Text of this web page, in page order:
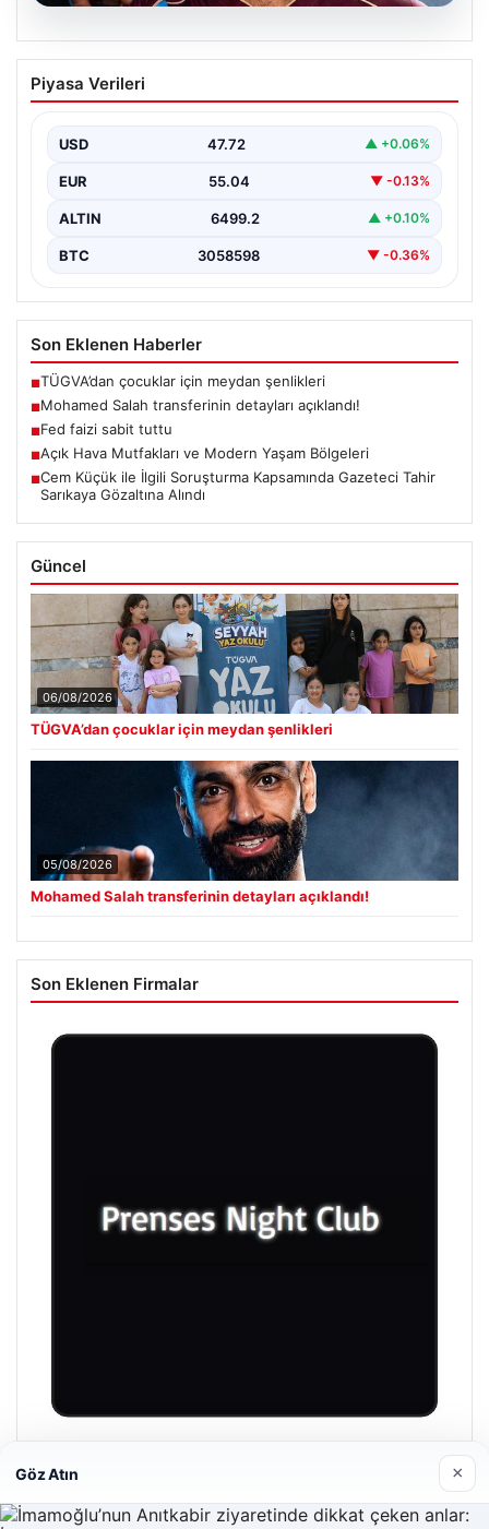
Mohamed Salah transferinin detayları
açıklandı!
Piyasa Verileri
USD 47.72 ▲ +0.06%
EUR 55.04 ▼ -0.13%
ALTIN 6499.2 ▲ +0.10%
BTC 3058598 ▼ -0.36%
Son Eklenen Haberler
■TÜGVA’dan çocuklar için meydan şenlikleri
■Mohamed Salah transferinin detayları açıklandı!
■Fed faizi sabit tuttu
■Açık Hava Mutfakları ve Modern Yaşam Bölgeleri
■Cem Küçük ile İlgili Soruşturma Kapsamında Gazeteci Tahir
Sarıkaya Gözaltına Alındı
Güncel
06/08/2026
TÜGVA’dan çocuklar için meydan şenlikleri
05/08/2026
Mohamed Salah transferinin detayları açıklandı!
Son Eklenen Firmalar
Prenses Night Club
Göz Atın ×